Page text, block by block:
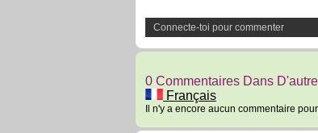
Connecte-toi pour commenter
0 Commentaires Dans
Français
Il n'y a encore aucun commentaire